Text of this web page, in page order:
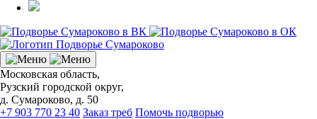
Московская область,
Рузский городской округ,
д. Сумароково, д. 50
+7 903 770 23 40 Заказ треб Помочь подворью